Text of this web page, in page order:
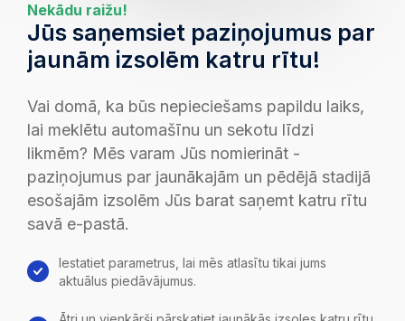
Nekādu raižu!
Jūs saņemsiet paziņojumus par
jaunām izsolēm katru rītu!
Vai domā, ka būs nepieciešams papildu laiks,
lai meklētu automašīnu un sekotu līdzi
likmēm? Mēs varam Jūs nomierināt -
paziņojumus par jaunākajām un pēdējā stadijā
esošajām izsolēm Jūs barat saņemt katru rītu
savā e-pastā.
Iestatiet parametrus, lai mēs atlasītu tikai jums
aktuālus piedāvājumus.